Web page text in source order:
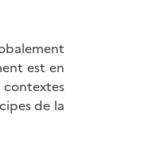
est en
de la